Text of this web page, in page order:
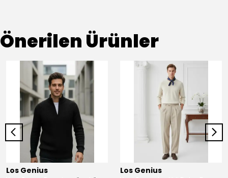
Önerilen Ürünler
Los Genius Los Genius